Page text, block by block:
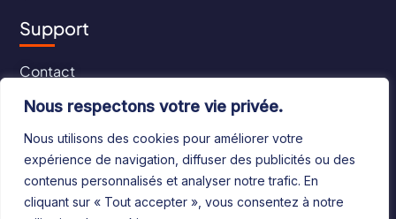
Nous respectons votre vie privée.
Nous utilisons des cookies pour améliorer votre
expérience de navigation, diffuser des publicités ou des
contenus personnalisés et analyser notre trafic. En
cliquant sur « Tout accepter », vous consentez à notre
Support
Contact
CGU
CGV